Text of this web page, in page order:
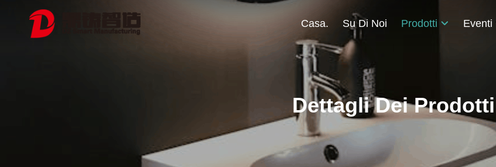
Casa. Su Di Noi Prodotti Eventi
Dettagli Dei Prodotti